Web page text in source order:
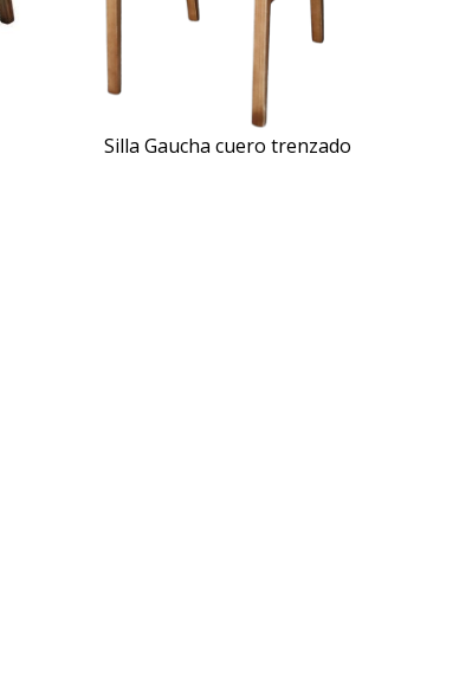
Silla Gaucha cuero trenzado